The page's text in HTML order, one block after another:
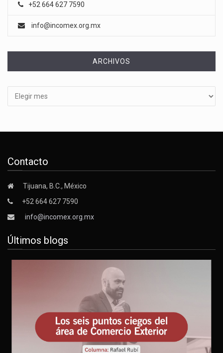
+52 664 627 7590
info@incomex.org.mx
ARCHIVOS
Contacto
Tijuana, B.C., México
+52 664 627 7590
info@incomex.org.mx
Últimos blogs